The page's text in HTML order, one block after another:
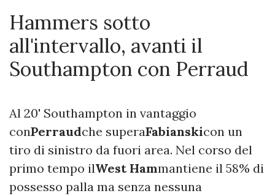
Hammers sotto
all'intervallo, avanti il
Southampton con Perraud
Al 20' Southampton in vantaggio
conPerraudche superaFabianskicon un
tiro di sinistro da fuori area. Nel corso del
primo tempo ilWest Hammantiene il 58% di
possesso palla ma senza nessuna